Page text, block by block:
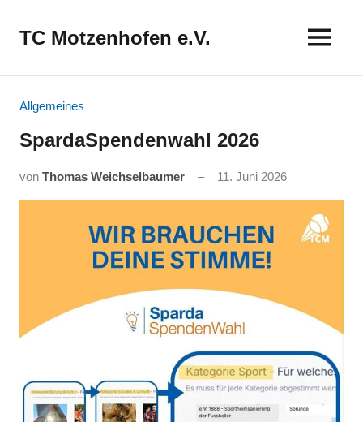
InhaltTC Motzenhofen e.V.
Allgemeines
SpardaSpendenwahl 2026
von Thomas Weichselbaumer 11. Juni 2026